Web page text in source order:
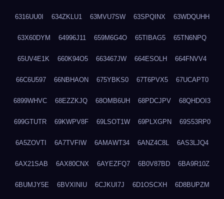
6316UU0I 634ZKLU1 63MVU7SW 63SPQINX 63WDQUHH
63X60DYM 64996J11 659M6G4O 65TIBAG5 65TN6NPQ
65UV4E1K 660K94O5 663467JW 664ESOLH 664FNVV4
66C6U597 66NBHAON 675YBKS0 67T6PVX5 67UCAPT0
6899WHVC 68EZZKJQ 68OMB6UH 68PDCJPV 68QHDOI3
699GTUTR 69KWPV8F 69LSOT1W 69PLXGPN 69S53RP0
6A5ZOVTI 6A7TVFIW 6AMAWT34 6ANZ4C8L 6AS3LJQ4
6AX21SAB 6AX80CNX 6AYEZFQ7 6B0V87BD 6BA9R10Z
6BUMJY5E 6BVXINIU 6CJKUI7J 6D1OSCXH 6D8BUPZM